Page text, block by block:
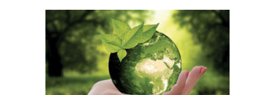
EDITORIALI